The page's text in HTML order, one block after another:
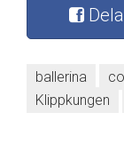
ballerina
Klippkungen